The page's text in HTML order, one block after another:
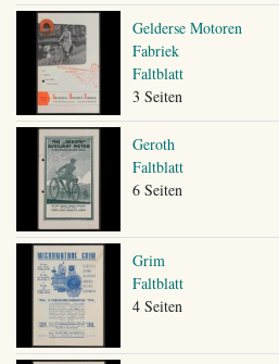
Gelderse Motoren
Fabriek
Faltblatt
3 Seiten
Geroth
Faltblatt
6 Seiten
Grim
Faltblatt
4 Seiten